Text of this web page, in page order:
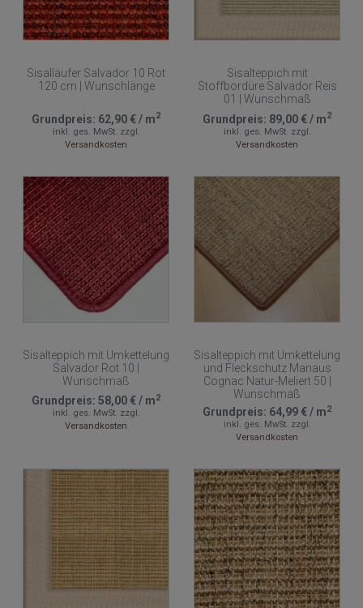
Sisalläufer Salvador 10 Rot
120 cm | Wunschlänge
Grundpreis: 62,90 €/ m2
inkl. ges. MwSt. zzgl.
Versandkosten
Sisalteppich mit
Stoffbordüre Salvador Reis
01 | Wunschmaß
Grundpreis: 89,00 €/ m2
inkl. ges. MwSt. zzgl.
Versandkosten
Sisalteppich mit Umkettelung
Salvador Rot 10 |
Wunschmaß
Grundpreis: 58,00 €/ m2
inkl. ges. MwSt. zzgl.
Versandkosten
Sisalteppich mit Umkettelung
und Fleckschutz Manaus
Cognac Natur-Meliert 50 |
Wunschmaß
Grundpreis: 64,99 €/ m2
inkl. ges. MwSt. zzgl.
Versandkosten